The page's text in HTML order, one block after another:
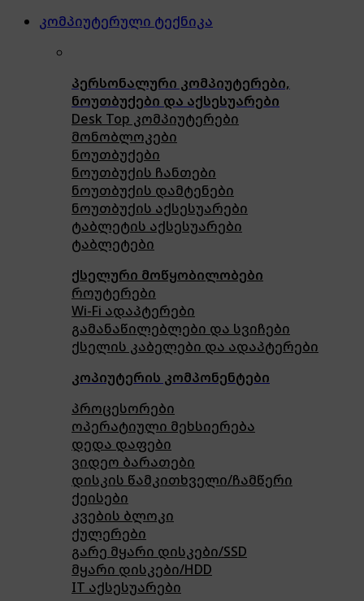
კომპიუტერული ტექნიკა
პერსონალური კომპიუტერები,
ნოუთბუქები და აქსესუარები
Desk Top კომპიუტერები
მონობლოკები
ნოუთბუქები
ნოუთბუქის ჩანთები
ნოუთბუქის დამტენები
ნოუთბუქის აქსესუარები
ტაბლეტის აქსესუარები
ტაბლეტები
ქსელური მოწყობილობები
როუტერები
Wi-Fi ადაპტერები
გამანაწილებლები და სვიჩები
ქსელის კაბელები და ადაპტერები
კოპიუტერის კომპონენტები
პროცესორები
ოპერატიული მეხსიერება
დედა დაფები
ვიდეო ბარათები
დისკის წამკითხველი/ჩამწერი
ქეისები
კვების ბლოკი
ქულერები
გარე მყარი დისკები/SSD
მყარი დისკები/HDD
IT აქსესუარები